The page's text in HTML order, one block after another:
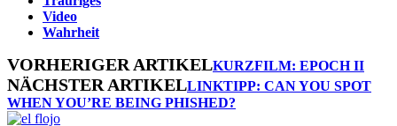
Video
Wahrheit
VORHERIGER ARTIKELKURZFILM: EPOCH II
NÄCHSTER ARTIKELLINKTIPP: CAN YOU SPOT
WHEN YOU’RE BEING PHISHED?